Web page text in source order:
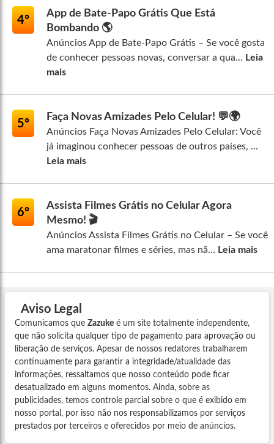
4º
App de Bate-Papo Grátis Que Está
Bombando 🌎
Anúncios App de Bate-Papo Grátis – Se você gosta
de conhecer pessoas novas, conversar a qua... Leia
mais
5º
Faça Novas Amizades Pelo Celular! 💬🌍
Anúncios Faça Novas Amizades Pelo Celular: Você
já imaginou conhecer pessoas de outros países, ...
Leia mais
6º
Assista Filmes Grátis no Celular Agora
Mesmo! 🎬
Anúncios Assista Filmes Grátis no Celular – Se você
ama maratonar filmes e séries, mas nã... Leia mais
Aviso Legal
Comunicamos que Zazuke é um site totalmente independente,
que não solicita qualquer tipo de pagamento para aprovação ou
liberação de serviços. Apesar de nossos redatores trabalharem
continuamente para garantir a integridade/atualidade das
informações, ressaltamos que nosso conteúdo pode ficar
desatualizado em alguns momentos. Ainda, sobre as
publicidades, temos controle parcial sobre o que é exibido em
nosso portal, por isso não nos responsabilizamos por serviços
prestados por terceiros e oferecidos por meio de anúncios.